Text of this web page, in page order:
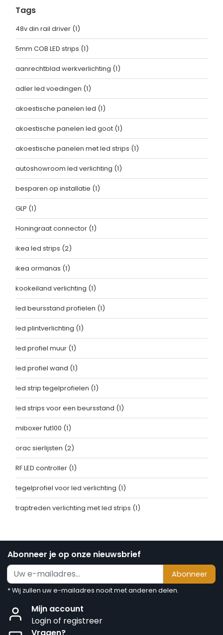
Tags
48v din rail driver (1)
5mm COB LED strips (1)
aanrechtblad werkverlichting (1)
adler led voedingen (1)
akoestische panelen led (1)
akoestische panelen led goot (1)
akoestische panelen met led strips (1)
autoshowroom led verlichting (1)
besparen op installatie (1)
GLP (1)
Honingraat connector (1)
ikea led strips (2)
ikea ormanas (1)
kookeiland verlichting (1)
led beursstand profielen (1)
led plintverlichting (1)
led profiel muur (1)
led profiel wand (1)
led strip tegelprofielen (1)
led strips voor een beursstand (1)
miboxer fut100 (1)
orac sierlijsten (2)
RF LED controller (1)
tegelprofiel voor led verlichting (1)
traptreden verlichting met led strips (1)
Abonneer je op onze nieuwsbrief
Abonneer
* Wij zullen uw e-mailadres nooit met anderen delen.
Mijn account
Login of registreer